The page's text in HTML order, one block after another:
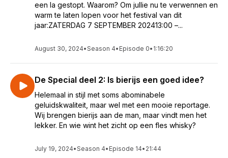
een la gestopt. Waarom? Om jullie nu te verwennen en
warm te laten lopen voor het festival van dit
jaar:ZATERDAG 7 SEPTEMBER 202413:00 –...
August 30, 2024•Season 4• Episode 0• 1:16:20
De Special deel 2: Is bierijs een goed idee?
Helemaal in stijl met soms abominabele
geluidskwaliteit, maar wel met een mooie reportage.
Wij brengen bierijs aan de man, maar vindt men het
lekker. En wie wint het zicht op een fles whisky?
July 19, 2024•Season 4• Episode 14• 21:44